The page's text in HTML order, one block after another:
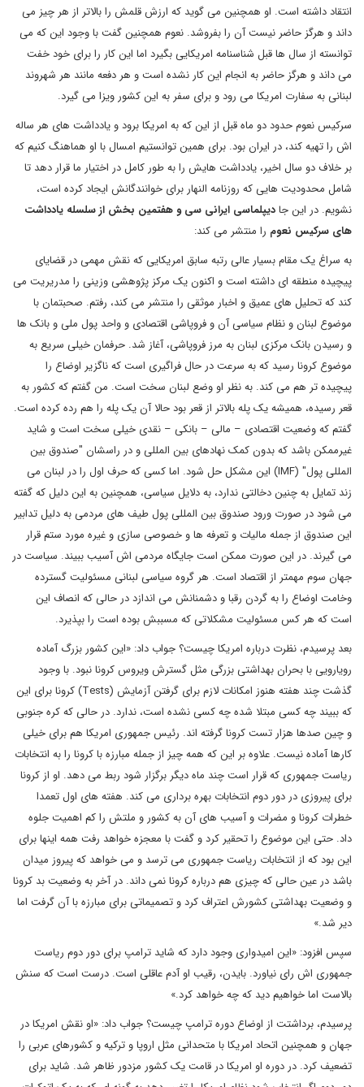
انتقاد داشته است. او همچنین می گوید که ارزش قلمش را بالاتر از هر چیز می
داند و هرگز حاضر نیست آن را بفروشد. نعوم همچنین گفت با وجود این که می
توانسته از سال ها قبل شناسنامه امریکایی بگیرد اما این کار را برای خود خفت
می داند و هرگز حاضر به انجام این کار نشده است و هر دفعه مانند هر شهروند
لبنانی به سفارت امریکا می رود و برای سفر به این کشور ویزا می گیرد.
سرکیس نعوم حدود دو ماه قبل از این که به امریکا برود و یادداشت های هر ساله
اش را تهیه کند، در ایران بود. برای همین توانستیم امسال با او هماهنگ کنیم که
بر خلاف دو سال اخیر، یادداشت هایش را به طور کامل در اختیار ما قرار دهد تا
شامل محدودیت هایی که روزنامه النهار برای خوانندگانش ایجاد کرده است،
نشویم. در این جادیپلماسی ایرانی سی و هفتمین بخش از سلسله یادداشت
های سرکیس نعوم را منتشر می کند:
به سراغ یک مقام بسیار عالی رتبه سابق امریکایی که نقش مهمی در قضایای
پیچیده منطقه ای داشته است و اکنون یک مرکز پژوهشی وزینی را مدریریت می
کند که تحلیل های عمیق و اخبار موثقی را منتشر می کند، رفتم. صحبتمان با
موضوع لبنان و نظام سیاسی آن و فروپاشی اقتصادی و واحد پول ملی و بانک ها
و رسیدن بانک مرکزی لبنان به مرز فروپاشی، آغاز شد. حرفمان خیلی سریع به
موضوع کرونا رسید که به سرعت در حال فراگیری است که ناگزیر اوضاع را
پیچیده تر هم می کند. به نظر او وضع لبنان سخت است. من گفتم که کشور به
قعر رسیده، همیشه یک پله بالاتر از قعر بود حالا آن یک پله را هم رده کرده است.
گفتم که وضعیت اقتصادی – مالی – بانکی – نقدی خیلی سخت است و شاید
غیرممکن باشد که بدون کمک نهادهای بین المللی و در راسشان "صندوق بین
المللی پول" (IMF) این مشکل حل شود. اما کسی که حرف اول را در لبنان می
زند تمایل به چنین دخالتی ندارد، به دلایل سیاسی، همچنین به این دلیل که گفته
می شود در صورت ورود صندوق بین المللی پول طیف های مردمی به دلیل تدابیر
این صندوق از جمله مالیات و تعرفه ها و خصوصی سازی و غیره مورد ستم قرار
می گیرند. در این صورت ممکن است جایگاه مردمی اش آسیب ببیند. سیاست در
جهان سوم مهمتر از اقتصاد است. هر گروه سیاسی لبنانی مسئولیت گسترده
وخامت اوضاع را به گردن رقبا و دشمنانش می اندازد در حالی که انصاف این
است که هر کس مسئولیت مشکلاتی که مسببش بوده است را بپذیرد.
بعد پرسیدم، نظرت درباره امریکا چیست؟ جواب داد: «این کشور بزرگ آماده
رویارویی با بحران بهداشتی بزرگی مثل گسترش ویروس کرونا نبود. با وجود
گذشت چند هفته هنوز امکانات لازم برای گرفتن آزمایش (Tests) کرونا برای این
که ببیند چه کسی مبتلا شده چه کسی نشده است، ندارد. در حالی که کره جنوبی
و چین صدها هزار تست کرونا گرفته اند. رئیس جمهوری امریکا هم برای خیلی
کارها آماده نیست. علاوه بر این که همه چیز از جمله مبارزه با کرونا را به انتخابات
ریاست جمهوری که قرار است چند ماه دیگر برگزار شود ربط می دهد. او از کرونا
برای پیروزی در دور دوم انتخابات بهره برداری می کند. هفته های اول تعمدا
خطرات کرونا و مضرات و آسیب های آن به کشور و ملتش را کم اهمیت جلوه
داد. حتی این موضوع را تحقیر کرد و گفت با معجزه خواهد رفت همه اینها برای
این بود که از انتخابات ریاست جمهوری می ترسد و می خواهد که پیروز میدان
باشد در عین حالی که چیزی هم درباره کرونا نمی داند. در آخر به وضعیت بد کرونا
و وضعیت بهداشتی کشورش اعتراف کرد و تصمیماتی برای مبارزه با آن گرفت اما
دیر شد.»
سپس افزود: «این امیدواری وجود دارد که شاید ترامپ برای دور دوم ریاست
جمهوری اش رای نیاورد. بایدن، رقیب او آدم عاقلی است. درست است که سنش
بالاست اما خواهیم دید که چه خواهد کرد.»
پرسیدم، برداشتت از اوضاع دوره ترامپ چیست؟ جواب داد: «او نقش امریکا در
جهان و همچنین اتحاد امریکا با متحدانی مثل اروپا و ترکیه و کشورهای عربی را
تضعیف کرد. در دوره او امریکا در قامت یک کشور مزدور ظاهر شد. شاید برای